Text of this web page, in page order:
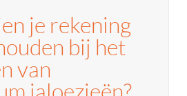
je rekening
bij het
van
jaloezieën?